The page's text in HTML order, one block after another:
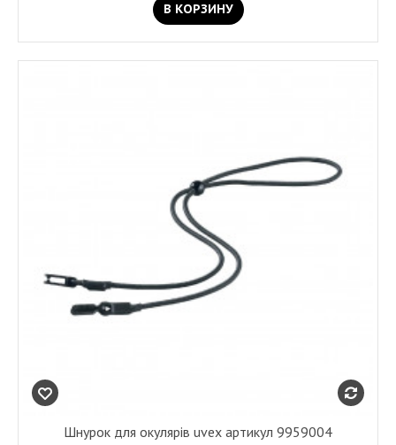
В КОРЗИНУ
Шнурок для окулярів uvex артикул 9959004